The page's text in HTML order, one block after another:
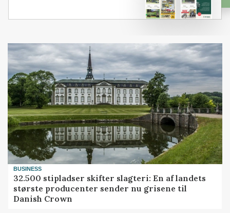
BUSINESS
32.500 stipladser skifter slagteri: En af landets
største producenter sender nu grisene til
Danish Crown